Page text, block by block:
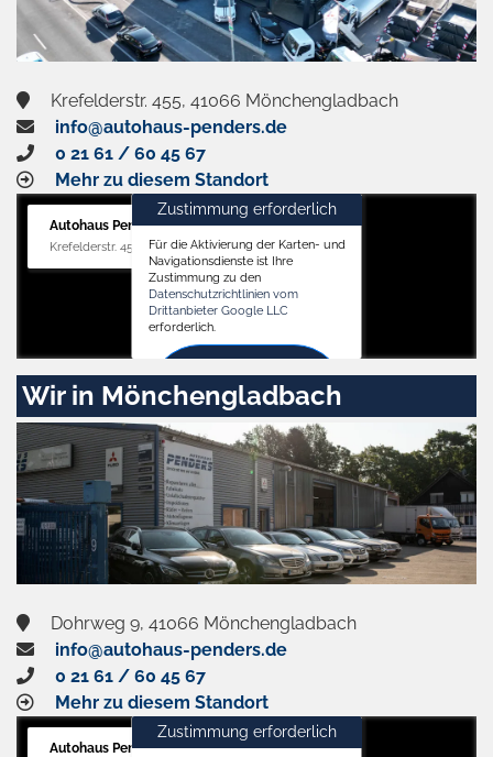
Krefelderstr. 455, 41066 Mönchengladbach
info@autohaus-penders.de
0 21 61 / 60 45 67
Mehr zu diesem Standort
Autohaus Penders (Verkauf)
Krefelderstr. 455, 41066 Mönchengladbach
Zustimmung erforderlich
Für die Aktivierung der Karten- und
Navigationsdienste ist Ihre
Zustimmung zu den
Datenschutzrichtlinien vom
Drittanbieter Google LLC
erforderlich.
Zustimmen
und
aktivieren
Wir in Mönchengladbach
Dohrweg 9, 41066 Mönchengladbach
info@autohaus-penders.de
0 21 61 / 60 45 67
Mehr zu diesem Standort
Autohaus Penders (Service)
Zustimmung erforderlich